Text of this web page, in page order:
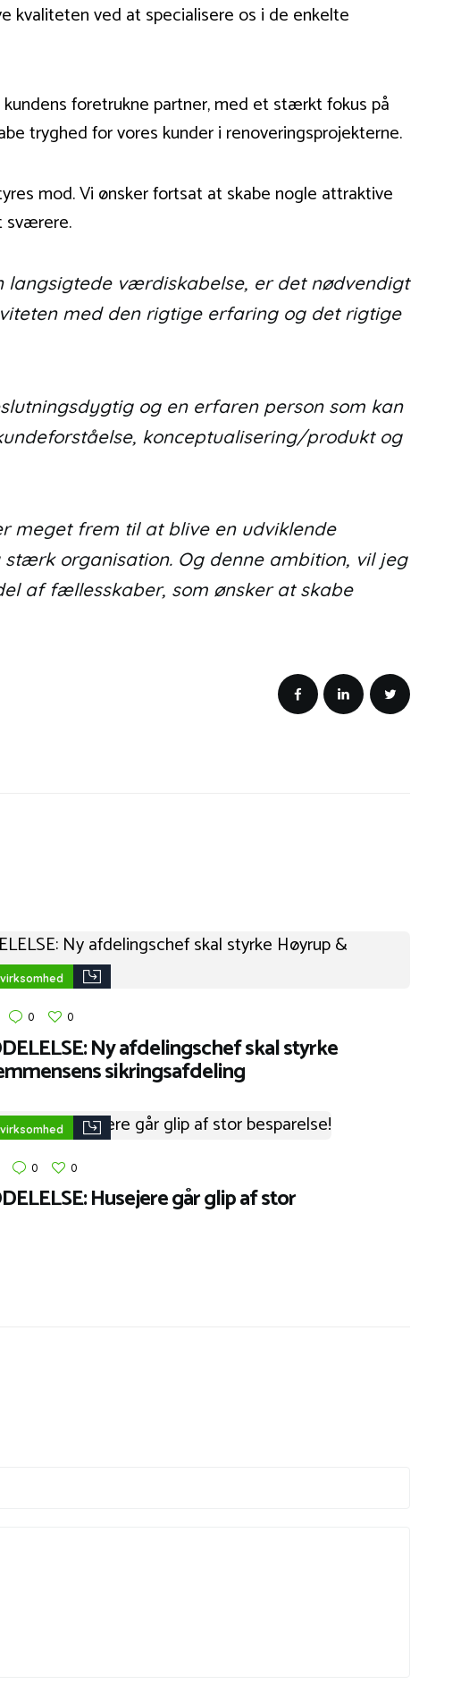
kvaliteten ved at specialisere os i de enkelte
foretrukne partner, med et stærkt fokus på
tryghed for vores kunder i renoveringsprojekterne.
mod. Vi ønsker fortsat at skabe nogle attraktive
sværere.
langsigtede værdiskabelse, er det nødvendigt
med den rigtige erfaring og det rigtige
og en erfaren person som kan
konceptualisering/produkt og
meget frem til at blive en udviklende
organisation. Og denne ambition, vil jeg
af fællesskaber, som ønsker at skabe
0 0
Ny afdelingschef skal styrke
sikringsafdeling
0 0
Husejere går glip af stor